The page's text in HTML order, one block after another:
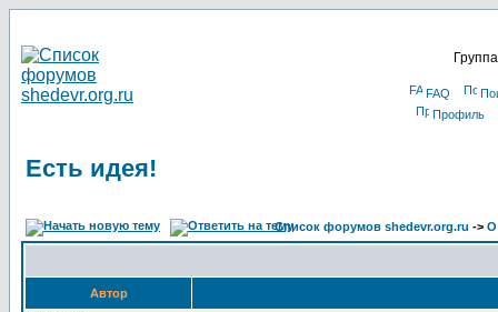
FAQ
Профиль
Есть идея!
Список форумов shedevr.org.ru -> О
Автор